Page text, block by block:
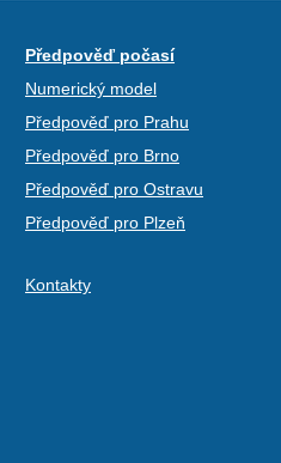
Předpověď počasí
Numerický model
Předpověď pro Prahu
Předpověď pro Brno
Předpověď pro Ostravu
Předpověď pro Plzeň
Kontakty